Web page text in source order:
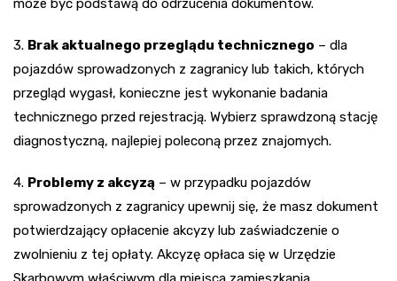
może być podstawą do odrzucenia dokumentów.
3. Brak aktualnego przeglądu technicznego – dla
pojazdów sprowadzonych z zagranicy lub takich, których
przegląd wygasł, konieczne jest wykonanie badania
technicznego przed rejestracją. Wybierz sprawdzoną stację
diagnostyczną, najlepiej poleconą przez znajomych.
4. Problemy z akcyzą – w przypadku pojazdów
sprowadzonych z zagranicy upewnij się, że masz dokument
potwierdzający opłacenie akcyzy lub zaświadczenie o
zwolnieniu z tej opłaty. Akcyzę opłaca się w Urzędzie